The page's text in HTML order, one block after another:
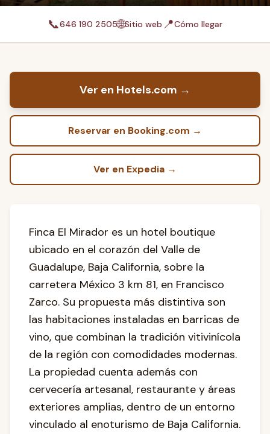
📞646 190 2505🌐Sitio web 📍Cómo llegar
Ver en Hotels.com →
Reservar en Booking.com →
Ver en Expedia →
Finca El Mirador es un hotel boutique
ubicado en el corazón del Valle de
Guadalupe, Baja California, sobre la
carretera México 3 km 81, en Francisco
Zarco. Su propuesta más distintiva son
las habitaciones instaladas en barricas de
vino, que combinan la tradición vitivinícola
de la región con comodidades modernas.
La propiedad cuenta además con
cervecería artesanal, restaurante y áreas
exteriores amplias, dentro de un entorno
vinculado al enoturismo de Baja California.